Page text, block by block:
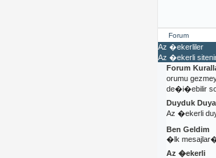
Forum
Az �ekerliler
Az �ekerli
Forum
orumu
de�i�ebilir
Duyduk
Az �ekerli
Ben Geldim
�lk
Az �ekerli